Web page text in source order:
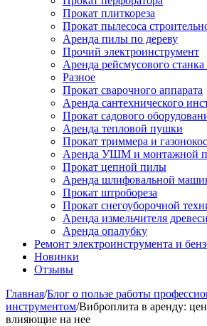
Прокат плиткореза
Прокат пылесоса
Аренда пилы по дереву
Прочий электроинструмент
Аренда рейсмусового станка
Разное
Прокат сварочного аппарата
Аренда сантехнического
Прокат садового
Аренда тепловой пушки
Прокат триммера и
Аренда УШМ и монтажной
Прокат цепной пилы
Аренда шлифовальной
Прокат штробореза
Прокат снегоуборочной
Аренда измельчителя
Аренда опалубку
Ремонт электроинструмента и
Новинки
Отзывы
Главная/Блог о пользе работы
инструментом/Виброплита в аренду:
влияющие на нее